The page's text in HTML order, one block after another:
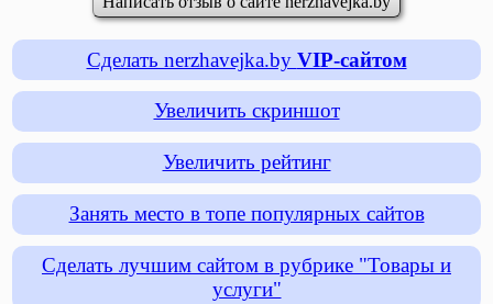
Сделать nerzhavejka.by VIP-сайтом
Увеличить скриншот
Увеличить рейтинг
Занять место в топе популярных сайтов
Сделать лучшим сайтом в рубрике "Товары и
услуги"